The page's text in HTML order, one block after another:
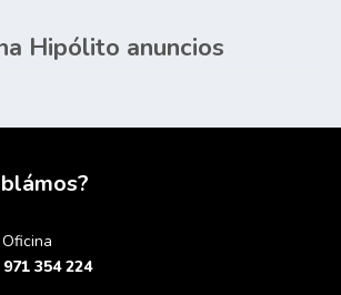
Hipólito anuncios
Oficina
971 354 224